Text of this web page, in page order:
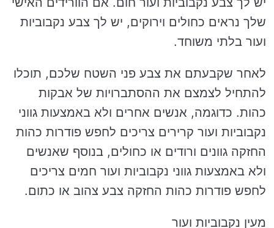
שלך נראים כחולים וירוקים, יש לך צבע נקבוביות
ועור בלתי משוחד.
לאחר שקבעתם את צבע פני השטח שלכם, תוכלו
להתחיל לצמצם את ההסתברויות של אבקות
כהות. כדוגמה, אנשים אחרים ולא באמצעות גווני
נקבוביות ועור קרירים צריכים לחפש פודרות כהות
החזקה גוונים ורודים או כחולים, בנוסף שאנשים
ולא באמצעות גווני נקבוביות ועור חמים צריכים
לחפש פודרות כהות החזקה צבע צהוב או כתום.
מעין נקבוביות ועור